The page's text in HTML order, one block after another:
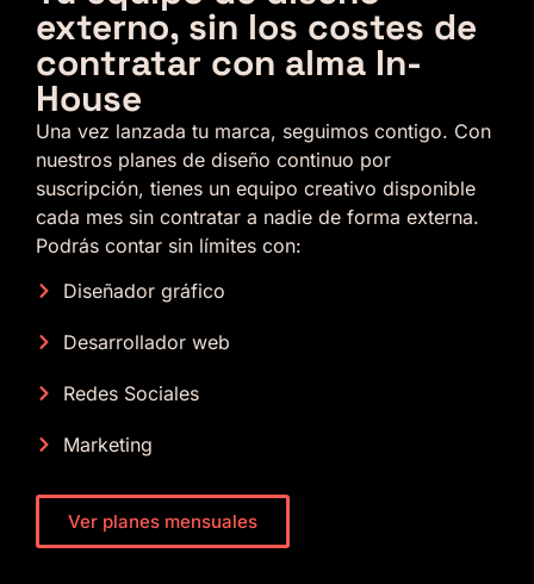
externo, sin los costes de
contratar con alma In-
House
Una vez lanzada tu marca, seguimos contigo. Con
nuestros planes de diseño continuo por
suscripción, tienes un equipo creativo disponible
cada mes sin contratar a nadie de forma externa.
Podrás contar sin límites con:
Diseñador gráfico
Desarrollador web
Redes Sociales
Marketing
Ver planes mensuales